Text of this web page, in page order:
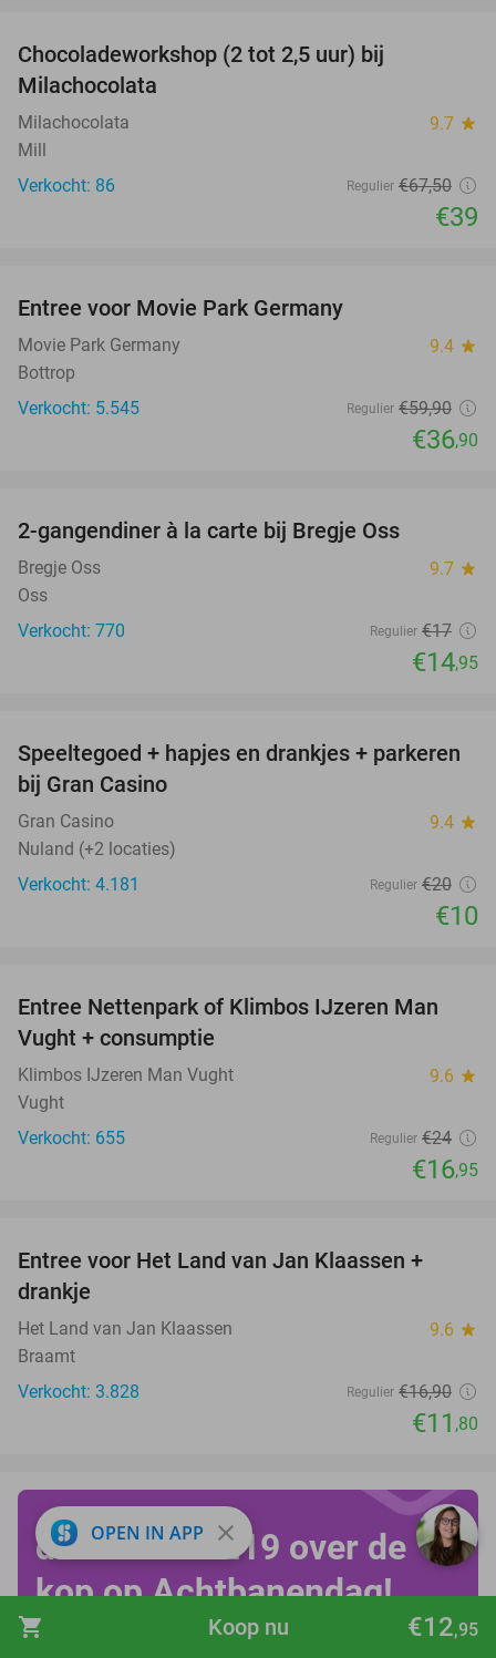
shopping_cart €12,95
Koop nu
Chocoladeworkshop (2 tot 2,5 uur) bij
Milachocolata
Milachocolata 9.7 star
Mill
Verkocht: 86
Regulier €67,50
€39
Entree voor Movie Park Germany
Movie Park Germany 9.4 star
Bottrop
Verkocht: 5.545
Regulier €59,90
€36,90
2-gangendiner à la carte bij Bregje Oss
Bregje Oss 9.7 star
Oss
Verkocht: 770
Regulier €17
€14,95
50%
Speeltegoed + hapjes en drankjes + parkeren
bij Gran Casino
Gran Casino 9.4 star
Nuland (+2 locaties)
Verkocht: 4.181
Regulier €20
€10
29%
Entree Nettenpark of Klimbos IJzeren Man
Vught + consumptie
Klimbos IJzeren Man Vught 9.6 star
Vught
Verkocht: 655
Regulier €24
€16,95
Entree voor Het Land van Jan Klaassen +
drankje
Het Land van Jan Klaassen 9.6 star
Braamt
Verkocht: 3.828
Regulier €16,90
€11 ,80
draai vanaf €19 over de
kop op Achtbanendag!
OPEN IN APP close